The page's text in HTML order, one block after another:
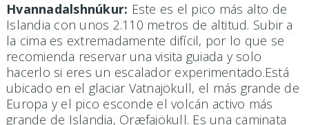
Hvannadalshnúkur: Este es el pico más alto de
Islandia con unos 2.110 metros de altitud. Subir a
la cima es extremadamente difícil, por lo que se
recomienda reservar una visita guiada y solo
hacerlo si eres un escalador experimentado.Está
ubicado en el glaciar Vatnajökull, el más grande de
Europa y el pico esconde el volcán activo más
grande de Islandia, Öræfajökull. Es una caminata